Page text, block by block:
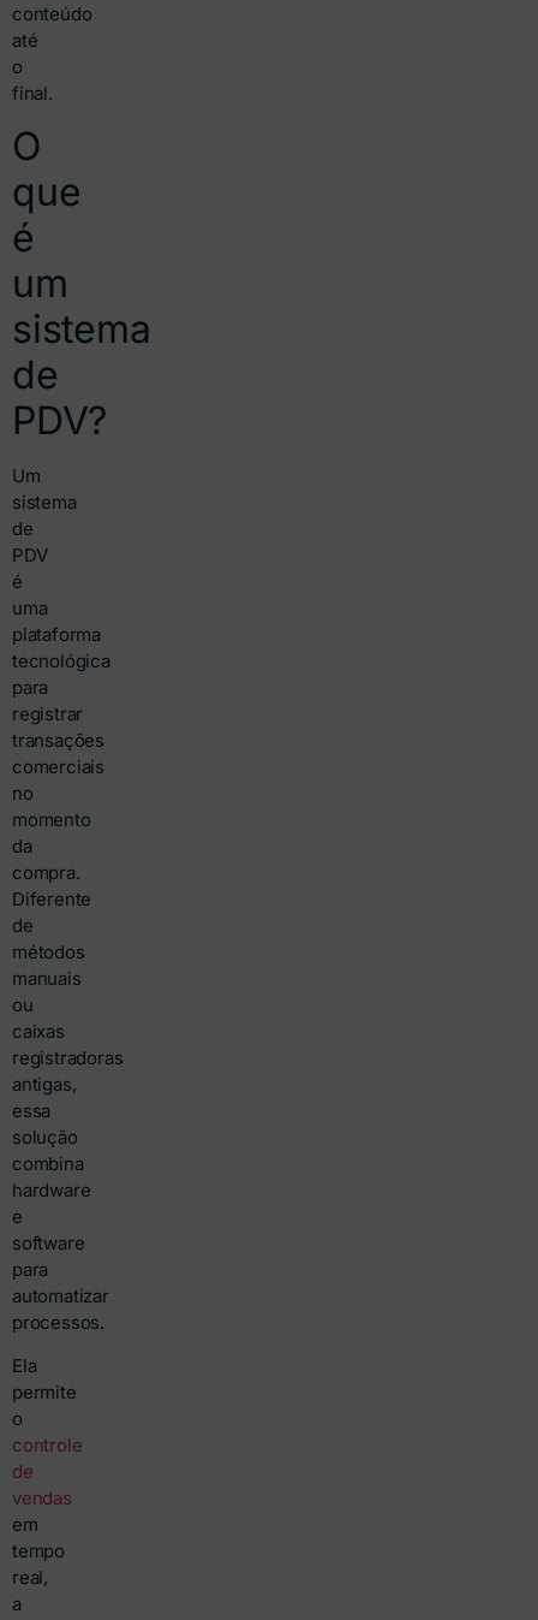
conteúdo
até
o
final.
O
que
é
um
sistema
de
PDV?
Um
sistema
de
PDV
é
uma
plataforma
tecnológica
para
registrar
transações
comerciais
no
momento
da
compra.
Diferente
de
métodos
manuais
ou
caixas
registradoras
antigas,
essa
solução
combina
hardware
e
software
para
automatizar
processos.
Ela
permite
o
controle
de
vendas
em
tempo
real,
a